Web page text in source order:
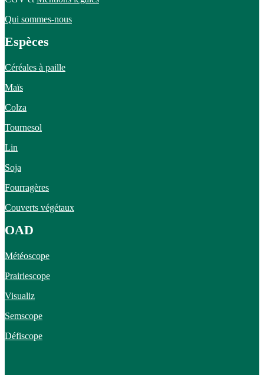
Qui sommes-nous
Espèces
Céréales à paille
Maïs
Colza
Tournesol
Lin
Soja
Fourragères
Couverts végétaux
OAD
Météoscope
Prairiescope
Visualiz
Semscope
Défiscope